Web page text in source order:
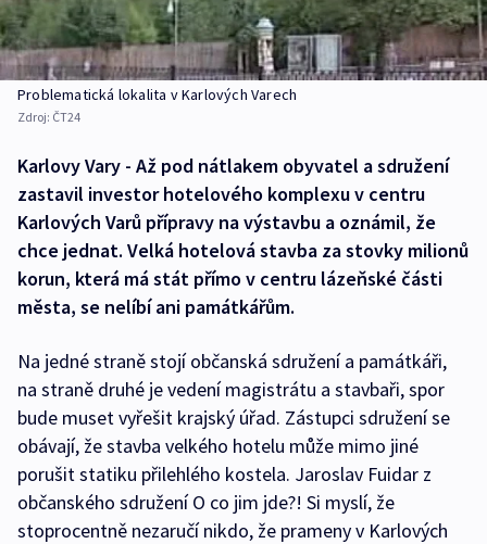
Problematická lokalita v Karlových Varech
Zdroj: ČT24
Karlovy Vary - Až pod nátlakem obyvatel a sdružení
zastavil investor hotelového komplexu v centru
Karlových Varů přípravy na výstavbu a oznámil, že
chce jednat. Velká hotelová stavba za stovky milionů
korun, která má stát přímo v centru lázeňské části
města, se nelíbí ani památkářům.
Na jedné straně stojí občanská sdružení a památkáři,
na straně druhé je vedení magistrátu a stavbaři, spor
bude muset vyřešit krajský úřad. Zástupci sdružení se
obávají, že stavba velkého hotelu může mimo jiné
porušit statiku přilehlého kostela. Jaroslav Fuidar z
občanského sdružení O co jim jde?! Si myslí, že
stoprocentně nezaručí nikdo, že prameny v Karlových